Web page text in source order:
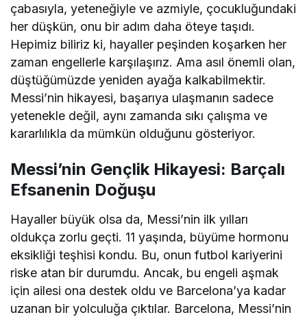
çabasıyla, yeteneğiyle ve azmiyle, çocukluğundaki
her düşkün, onu bir adım daha öteye taşıdı.
Hepimiz biliriz ki, hayaller peşinden koşarken her
zaman engellerle karşılaşırız. Ama asıl önemli olan,
düştüğümüzde yeniden ayağa kalkabilmektir.
Messi’nin hikayesi, başarıya ulaşmanın sadece
yetenekle değil, aynı zamanda sıkı çalışma ve
kararlılıkla da mümkün olduğunu gösteriyor.
Messi’nin Gençlik Hikayesi: Barçalı
Efsanenin Doğuşu
Hayaller büyük olsa da, Messi’nin ilk yılları
oldukça zorlu geçti. 11 yaşında, büyüme hormonu
eksikliği teşhisi kondu. Bu, onun futbol kariyerini
riske atan bir durumdu. Ancak, bu engeli aşmak
için ailesi ona destek oldu ve Barcelona’ya kadar
uzanan bir yolculuğa çıktılar. Barcelona, Messi’nin